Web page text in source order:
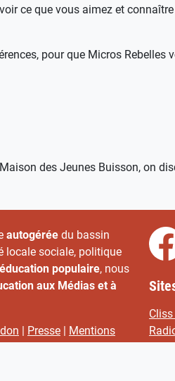
ce que vous aimez et
pour que Micros Rebelles
des Jeunes Buisson, on
autogérée du bassin
locale sociale, politique
éducation populaire, nous
aux Médias et à
| Presse | Mentions
Cliss